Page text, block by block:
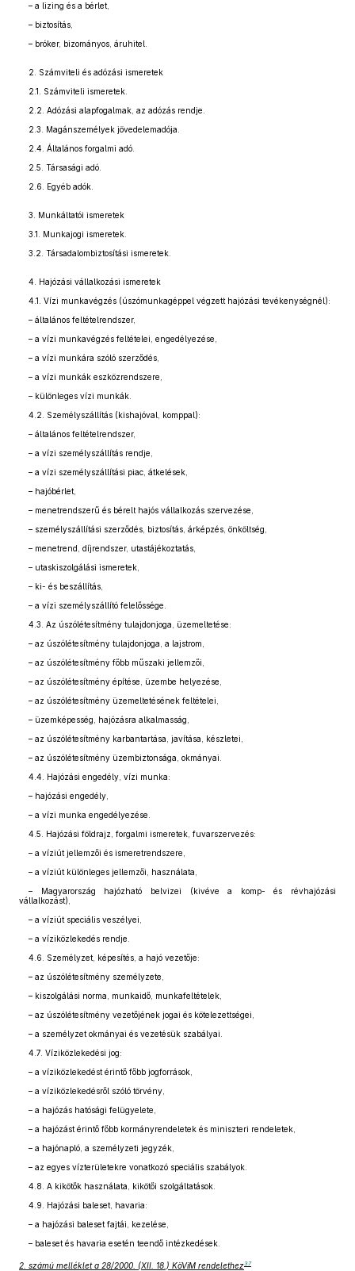
– a lizing és a bérlet,
– biztosítás,
– bróker, bizományos, áruhitel.
2. Számviteli és adózási ismeretek
2.1. Számviteli ismeretek.
2.2. Adózási alapfogalmak, az adózás rendje.
2.3. Magánszemélyek jövedelemadója.
2.4. Általános forgalmi adó.
2.5. Társasági adó.
2.6. Egyéb adók.
3. Munkáltatói ismeretek
3.1. Munkajogi ismeretek.
3.2. Társadalombiztosítási ismeretek.
4. Hajózási vállalkozási ismeretek
4.1. Vízi munkavégzés (úszómunkagéppel végzett hajózási tevékenységnél):
– általános feltételrendszer,
– a vízi munkavégzés feltételei, engedélyezése,
– a vízi munkára szóló szerződés,
– a vízi munkák eszközrendszere,
– különleges vízi munkák.
4.2. Személyszállítás (kishajóval, komppal):
– általános feltételrendszer,
– a vízi személyszállítás rendje,
– a vízi személyszállítási piac, átkelések,
– hajóbérlet,
– menetrendszerű és bérelt hajós vállalkozás szervezése,
– személyszállítási szerződés, biztosítás, árképzés, önköltség,
– menetrend, díjrendszer, utastájékoztatás,
– utaskiszolgálási ismeretek,
– ki- és beszállítás,
– a vízi személyszállító felelőssége.
4.3. Az úszólétesítmény tulajdonjoga, üzemeltetése:
– az úszólétesítmény tulajdonjoga, a lajstrom,
– az úszólétesítmény főbb műszaki jellemzői,
– az úszólétesítmény építése, üzembe helyezése,
– az úszólétesítmény üzemeltetésének feltételei,
– üzemképesség, hajózásra alkalmasság,
– az úszólétesítmény karbantartása, javítása, készletei,
– az úszólétesítmény üzembiztonsága, okmányai.
4.4. Hajózási engedély, vízi munka:
– hajózási engedély,
– a vízi munka engedélyezése.
4.5. Hajózási földrajz, forgalmi ismeretek, fuvarszervezés:
– a víziút jellemzői és ismeretrendszere,
– a víziút különleges jellemzői, használata,
– Magyarország hajózható belvizei (kivéve a komp- és révhajózási
vállalkozást),
– a víziút speciális veszélyei,
– a víziközlekedés rendje.
4.6. Személyzet, képesítés, a hajó vezetője:
– az úszólétesítmény személyzete,
– kiszolgálási norma, munkaidő, munkafeltételek,
– az úszólétesítmény vezetőjének jogai és kötelezettségei,
– a személyzet okmányai és vezetésük szabályai.
4.7. Víziközlekedési jog:
– a víziközlekedést érintő főbb jogforrások,
– a víziközlekedésről szóló törvény,
– a hajózás hatósági felügyelete,
– a hajózást érintő főbb kormányrendeletek és miniszteri rendeletek,
– a hajónapló, a személyzeti jegyzék,
– az egyes vízterületekre vonatkozó speciális szabályok.
4.8. A kikötők használata, kikötői szolgáltatások.
4.9. Hajózási baleset, havaria:
– a hajózási baleset fajtái, kezelése,
– baleset és havaria esetén teendő intézkedések.
2. számú melléklet a 28/2000. (XII. 18.) KöViM rendelethez37